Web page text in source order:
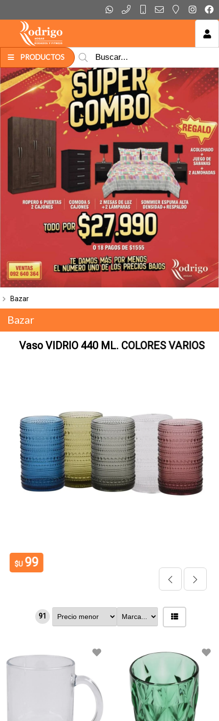
PRODUCTOS
MI COMPRA
Bazar
Bazar
Vaso VIDRIO 440 ML. COLORES VARIOS
$U99
91